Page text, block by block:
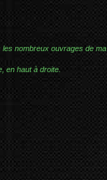
nombreux ouvrages de ma
en haut à droite.